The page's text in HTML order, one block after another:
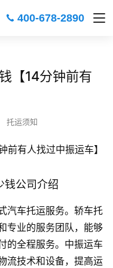
400-678-2890
【14分钟前有
托运须知
前有人找过中振运车】
钱公司介绍
汽车托运服务。轿车托
专业的服务团队，能够
的全程服务。中振运车
流技术和设备，提高运